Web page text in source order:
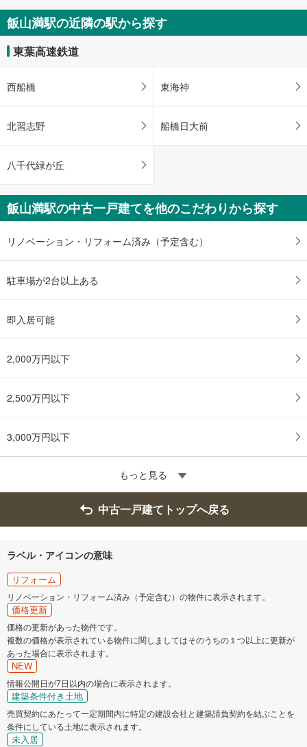
船橋市芝山6丁目
2,950万円
飯山満駅の近隣の駅から探す
東葉高速鉄道
西船橋 東海神
北習志野 船橋日大前
八千代緑が丘
飯山満駅の中古一戸建てを他のこだわりから探す
リノベーション・リフォーム済み（予定含む）
駐車場が2台以上ある
即入居可能
2,000万円以下
2,500万円以下
3,000万円以下
もっと見る
中古一戸建てトップへ戻る
ラベル・アイコンの意味
リフォーム
リノベーション・リフォーム済み（予定含む）の物件に表示されます。
価格更新
価格の更新があった物件です。
複数の価格が表示されている物件に関しましてはそのうちの１つ以上に更新が
あった場合に表示されます。
NEW
情報公開日が7日以内の場合に表示されます。
建築条件付き土地
売買契約にあたって一定期間内に特定の建設会社と建築請負契約を結ぶことを
条件にしている土地に表示されます。
未入居